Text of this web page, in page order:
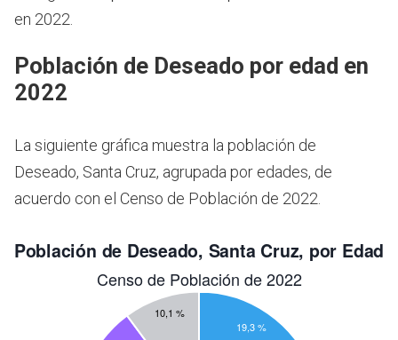
en 2022.
Población de Deseado por edad en
2022
La siguiente gráfica muestra la población de
Deseado, Santa Cruz, agrupada por edades, de
acuerdo con el Censo de Población de 2022.